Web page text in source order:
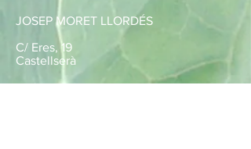
JOSEP MORET LLORDÉS
​C/ Eres, 19
Castellserà
Telèfon de contacte:655820130